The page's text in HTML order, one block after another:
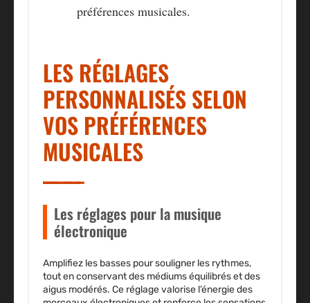
préférences musicales.
LES RÉGLAGES
PERSONNALISÉS SELON
VOS PRÉFÉRENCES
MUSICALES
Les réglages pour la musique
électronique
Amplifiez les basses pour souligner les rythmes,
tout en conservant des médiums équilibrés et des
aigus modérés. Ce réglage valorise l’énergie des